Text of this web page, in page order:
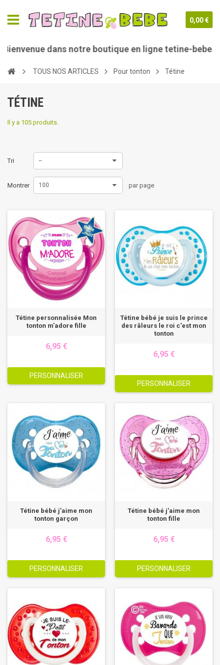
0,00 €
notre boutique en ligne tetine-bebe.com
TOUS NOS ARTICLES Pour tonton Tétine
TÉTINE
Il y a 105 produits.
Tri --
Montrer 100 par page
Tétine personnalisée Mon
tonton m'adore fille
6,95 €
PERSONNALISER
Tétine bébé je suis le prince
des râleurs le roi c'est mon
tonton
6,95 €
PERSONNALISER
Tétine bébé j'aime mon
tonton garçon
6,95 €
PERSONNALISER
Tétine bébé j'aime mon
tonton fille
6,95 €
PERSONNALISER